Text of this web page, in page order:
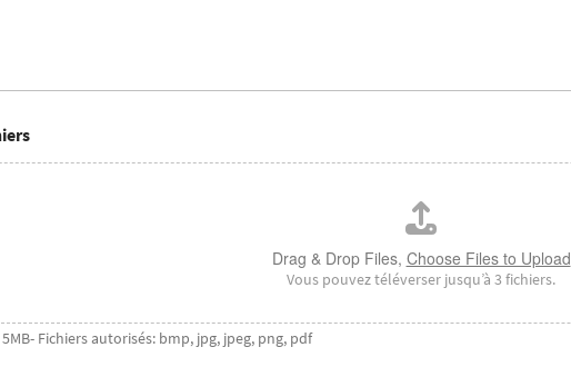
Drag & Drop Files, Choose Files to Upload
Vous pouvez téléverser jusqu’à 3 fichiers.
Fichiers autorisés: bmp, jpg, jpeg, png, pdf